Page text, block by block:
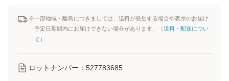
※一部地域・離島につきましては、送料が発生する場合や表示のお届け
予定日期間内にお届けできない場合があります。（送料・配送につい
て ）
ロットナンバー： 527783685